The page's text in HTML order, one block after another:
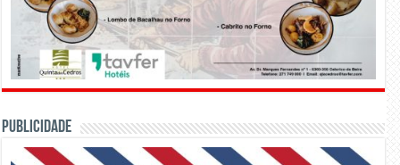
PUBLICIDADE